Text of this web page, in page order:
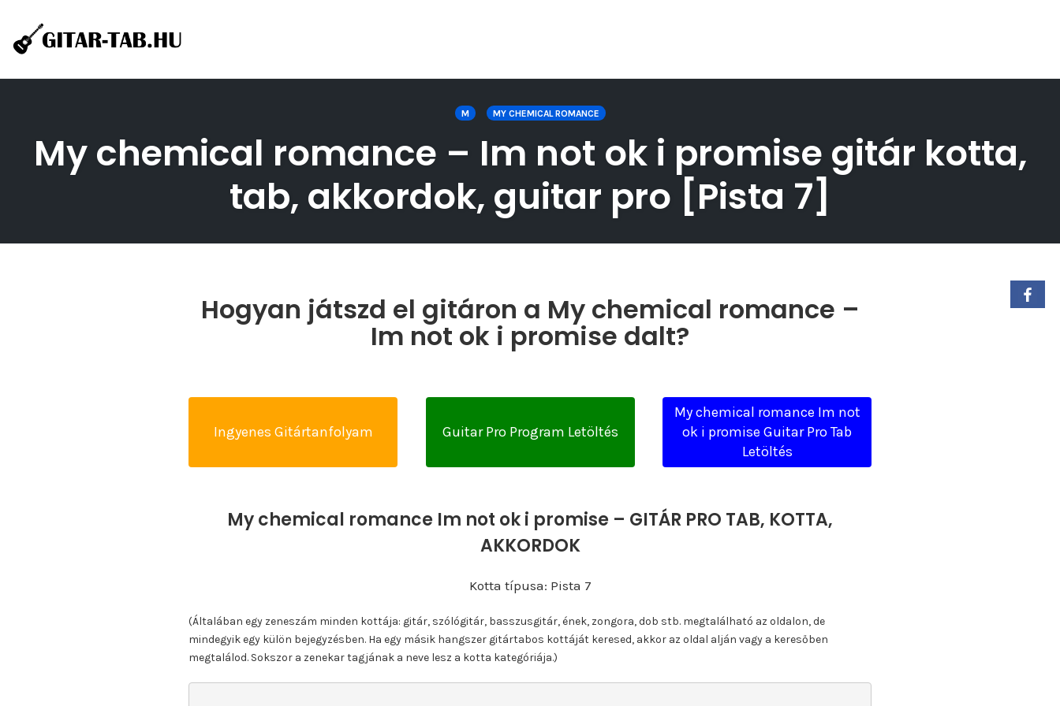
M MY CHEMICAL ROMANCE
My chemical romance – Im not ok i promise gitár kotta,
tab, akkordok, guitar pro [Pista 7]
Hogyan játszd el gitáron a My chemical romance –
Im not ok i promise dalt?
Ingyenes Gitártanfolyam Guitar Pro Program Letöltés
My chemical romance Im not
ok i promise Guitar Pro Tab
Letöltés
My chemical romance Im not ok i promise – GITÁR PRO TAB, KOTTA,
AKKORDOK
Kotta típusa: Pista 7
(Általában egy zeneszám minden kottája: gitár, szólógitár, basszusgitár, ének, zongora, dob stb. megtalálható az oldalon, de
mindegyik egy külön bejegyzésben. Ha egy másik hangszer gitártabos kottáját keresed, akkor az oldal alján vagy a keresőben
megtalálod. Sokszor a zenekar tagjának a neve lesz a kotta kategóriája.)